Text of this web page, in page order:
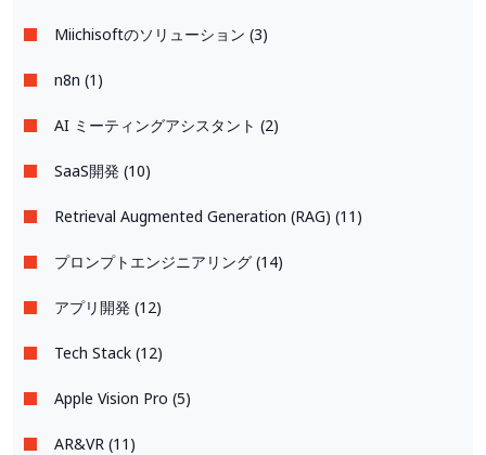
Miichisoftのソリューション (3)
n8n (1)
AI ミーティングアシスタント (2)
SaaS開発 (10)
Retrieval Augmented Generation (RAG) (11)
プロンプトエンジニアリング (14)
アプリ開発 (12)
Tech Stack (12)
Apple Vision Pro (5)
AR&VR (11)